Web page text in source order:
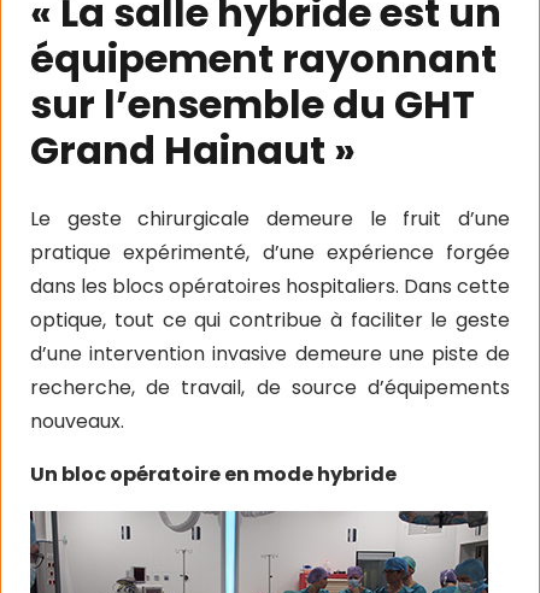
« La salle hybride est un
équipement rayonnant
sur l’ensemble du GHT
Grand Hainaut »
Le geste chirurgicale demeure le fruit d’une
pratique expérimenté, d’une expérience forgée
dans les blocs opératoires hospitaliers. Dans cette
optique, tout ce qui contribue à faciliter le geste
d’une intervention invasive demeure une piste de
recherche, de travail, de source d’équipements
nouveaux.
Un bloc opératoire en mode hybride